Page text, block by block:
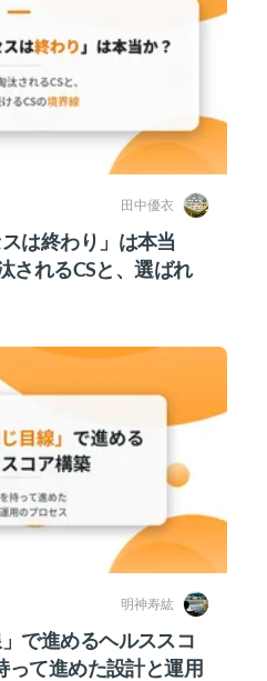
田中優衣
は終わり」は本当
されるCSと、選ばれ
明神寿紘
で進めるヘルススコ
て進めた設計と運用